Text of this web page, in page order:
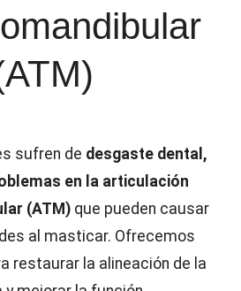
sufren de desgaste dental,
en la articulación
(ATM)que pueden causar
al masticar. Ofrecemos
restaurar la alineación de la